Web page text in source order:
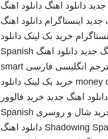
جدید دانلود اهنگ دانلود اهنگ
جدید اینستاگرام دانلود اهنگ
خرید بک لینک دانلود
جدید دانلود اهنگ Spanish
انگلیسی فارسی smart
money خرید بک لینک دانلود
دانلود اهنگ جدید خرید فالوور
شال و روسری Spanish
Shadowing دانلود اهنگ